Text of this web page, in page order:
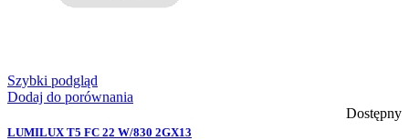
Szybki podgląd
Dodaj do porównania
Dostępny
LUMILUX T5 FC 22 W/830 2GX13